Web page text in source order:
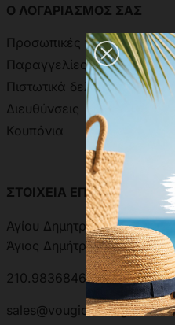
Ο ΛΟΓΑΡΙΑΣΜΟΣ ΣΑΣ
Προσωπικές πληροφορίες
Παραγγελίες
Πιστωτικά δελτία
Διευθύνσεις
Κουπόνια
ΣΤΟΙΧΕΙΑ ΕΠΙΚΟΙΝΩΝΙΑΣ
Αγίου Δημητρίου 301, 17342
Άγιος Δημήτριος, Ελλάδα
210.9836846 | 210.9881501
sales@vougioukas.gr